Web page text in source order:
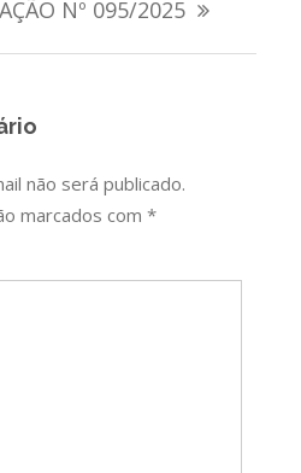
Nº 095/2025
não será publicado.
marcados com*